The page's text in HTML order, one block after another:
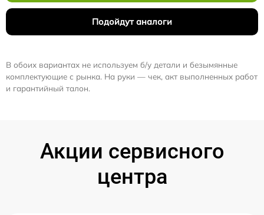
Подойдут аналоги
В обоих вариантах не используем б/у детали и безымянные
комплектующие с рынка. На руки — чек, акт выполненных работ
и гарантийный талон.
Акции сервисного
центра